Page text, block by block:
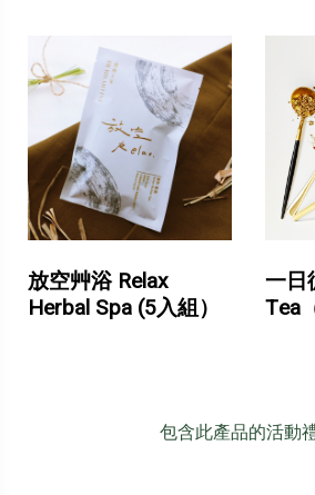
放空艸浴 Relax
Herbal Spa (5入組）
一日
Tea
包含此產品的活動